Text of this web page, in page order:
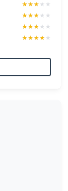
★★★★★
★★★★★
★★★★★
★★★★★
★★★★★
★★★★★
★★★★★
★★★★★